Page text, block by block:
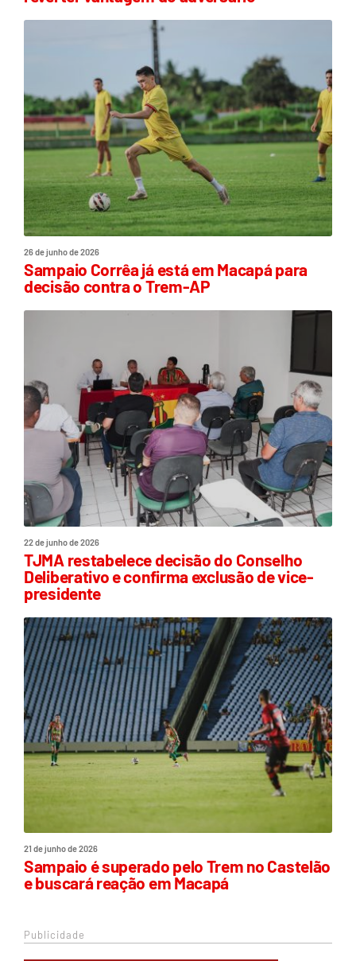
26 de junho de 2026
Sampaio Corrêa já está em Macapá para
decisão contra o Trem-AP
22 de junho de 2026
TJMA restabelece decisão do Conselho
Deliberativo e confirma exclusão de vice-
presidente
21 de junho de 2026
Sampaio é superado pelo Trem no Castelão
e buscará reação em Macapá
Publicidade